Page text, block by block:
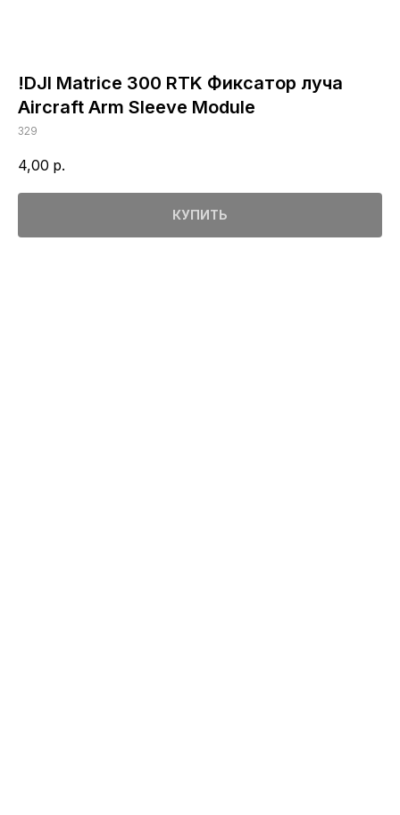
!DJI Matrice 300 RTK Фиксатор луча
Aircraft Arm Sleeve Module
329
4,00 р.
КУПИТЬ